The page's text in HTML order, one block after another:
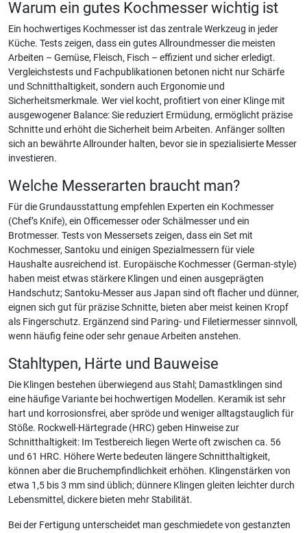
Warum ein gutes Kochmesser wichtig ist
Ein hochwertiges Kochmesser ist das zentrale Werkzeug in jeder
Küche. Tests zeigen, dass ein gutes Allroundmesser die meisten
Arbeiten – Gemüse, Fleisch, Fisch – effizient und sicher erledigt.
Vergleichstests und Fachpublikationen betonen nicht nur Schärfe
und Schnitthaltigkeit, sondern auch Ergonomie und
Sicherheitsmerkmale. Wer viel kocht, profitiert von einer Klinge mit
ausgewogener Balance: Sie reduziert Ermüdung, ermöglicht präzise
Schnitte und erhöht die Sicherheit beim Arbeiten. Anfänger sollten
sich an bewährte Allrounder halten, bevor sie in spezialisierte Messer
investieren.
Welche Messerarten braucht man?
Für die Grundausstattung empfehlen Experten ein Kochmesser
(Chef’s Knife), ein Officemesser oder Schälmesser und ein
Brotmesser. Tests von Messersets zeigen, dass ein Set mit
Kochmesser, Santoku und einigen Spezialmessern für viele
Haushalte ausreichend ist. Europäische Kochmesser (German-style)
haben meist etwas stärkere Klingen und einen ausgeprägten
Handschutz; Santoku-Messer aus Japan sind oft flacher und dünner,
eignen sich gut für präzise Schnitte, bieten aber meist keinen Kropf
als Fingerschutz. Ergänzend sind Paring- und Filetiermesser sinnvoll,
wenn häufig feine oder sehr genaue Arbeiten anstehen.
Stahltypen, Härte und Bauweise
Die Klingen bestehen überwiegend aus Stahl; Damastklingen sind
eine häufige Variante bei hochwertigen Modellen. Keramik ist sehr
hart und korrosionsfrei, aber spröde und weniger alltagstauglich für
Stöße. Rockwell-Härtegrade (HRC) geben Hinweise zur
Schnitthaltigkeit: Im Testbereich liegen Werte oft zwischen ca. 56
und 61 HRC. Höhere Werte bedeuten längere Schnitthaltigkeit,
können aber die Bruchempfindlichkeit erhöhen. Klingenstärken von
etwa 1,5 bis 3 mm sind üblich; dünnere Klingen gleiten leichter durch
Lebensmittel, dickere bieten mehr Stabilität.
Bei der Fertigung unterscheidet man geschmiedete von gestanzten